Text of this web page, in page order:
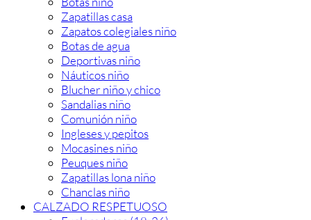
Zapatillas casa
Zapatos colegiales niño
Botas de agua
Deportivas niño
Náuticos niño
Blucher niño y chico
Sandalias niño
Comunión niño
Ingleses y pepitos
Mocasines niño
Peuques niño
Zapatillas lona niño
Chanclas niño
CALZADO RESPETUOSO